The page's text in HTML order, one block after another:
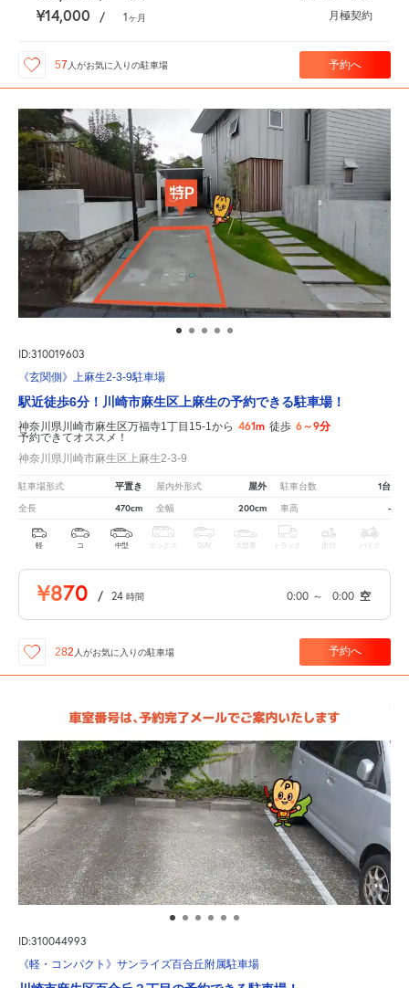
¥14,000 / 1ヶ月 月極契約
57 人がお気に入りの駐車場 予約へ
ID:310019603
《玄関側》上麻生2-3-9駐車場
駅近徒歩6分！川崎市麻生区上麻生の予約できる駐車場！
神奈川県川崎市麻生区万福寺1丁目15-1から 461m 徒歩 6～9分
予約できてオススメ！
神奈川県川崎市麻生区上麻生2-3-9
駐車場形式 平置き 屋内外形式 屋外 駐車台数 1台
全長 470cm 全幅 200cm 車高 -
軽 コ 中型 ボックス SUV 大型車 トラック 原付 バイク
¥870 / 24 時間 0:00 ～ 0:00 空
282 人がお気に入りの駐車場 予約へ
ID:310044993
《軽・コンパクト》サンライズ百合丘附属駐車場